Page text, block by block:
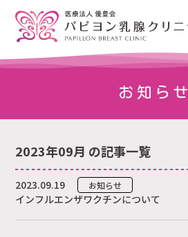
お知らせ
2023年09月 の記事一覧
2023.09.19 お知らせ
インフルエンザワクチンについて